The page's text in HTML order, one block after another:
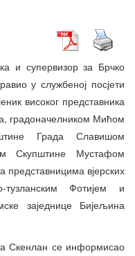
и супервизор за Брчко
у службеној посјети
високог представника
градоначелником Мићом
Града Славишом
Скупштине Мустафом
представницима вјерских
тузланским Фотијем и
заједнице Бијељина
Скенлан се информисао